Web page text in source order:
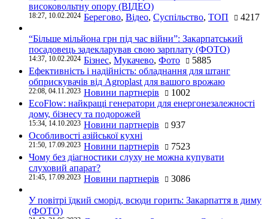
високовольтну опору (ВІДЕО)
18:27, 10.02.2024 Берегово, Відео, Суспільство, ТОП 4217
“Більше мільйона грн під час війни”: Закарпатський
посадовець задекларував свою зарплату (ФОТО)
14:37, 10.02.2024 Бізнес, Мукачево, Фото
5885
Ефективність і надійність: обладнання для штанг
обприскувачів від Agroplast для вашого врожаю
22:08, 04.11.2023 Новини партнерів
1002
EcoFlow: найкращі генератори для енергонезалежності
дому, бізнесу та подорожей
15:34, 14.10.2023 Новини партнерів
937
Особливості азійської кухні
21:50, 17.09.2023 Новини партнерів
7523
Чому без діагностики слуху не можна купувати
слуховий апарат?
21:45, 17.09.2023 Новини партнерів 3086
У повітрі їдкий сморід, всюди горить: Закарпаття в диму
(ФОТО)